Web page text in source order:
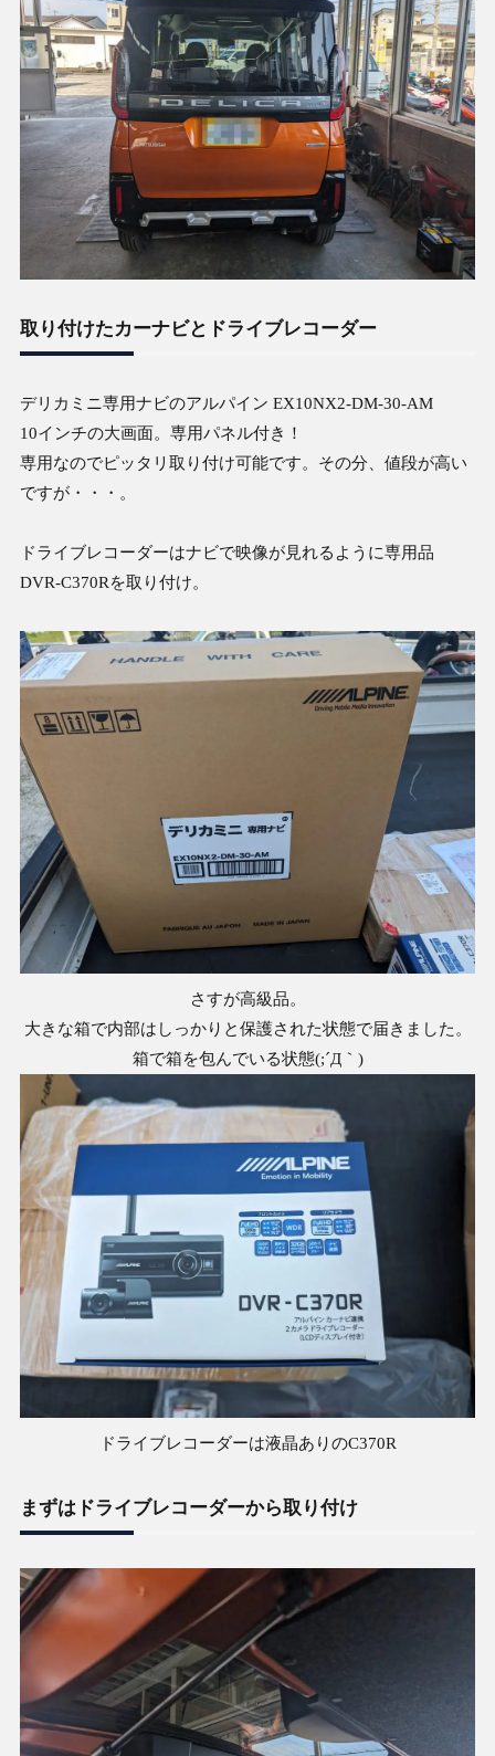
取り付けたカーナビとドライブレコーダー
デリカミニ専用ナビのアルパイン EX10NX2-DM-30-AM
10インチの大画面。専用パネル付き！
専用なのでピッタリ取り付け可能です。 その分、値段が高い
ですが・・・。
ドライブレコーダーはナビで映像が見れるように専用品
DVR-C370Rを取り付け。
さすが高級品。
大きな箱で内部はしっかりと保護された状態で届きました。
箱で箱を包んでいる状態(;´Д｀)
ドライブレコーダーは液晶ありのC370R
まずはドライブレコーダーから取り付け